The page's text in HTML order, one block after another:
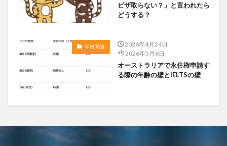
ビザ取らない？」と言われたら
どうする？
学校関連
2026年4月24日
2026年5月6日
オーストラリアで永住権申請す
る際の年齢の壁とIELTSの壁